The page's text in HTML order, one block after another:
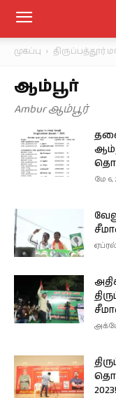
முகப்பு திருப்பத்தூர்
ஆம்பூர்
Ambur ஆம்பூர்
மே 6,
ஏப்ரல்
2023!